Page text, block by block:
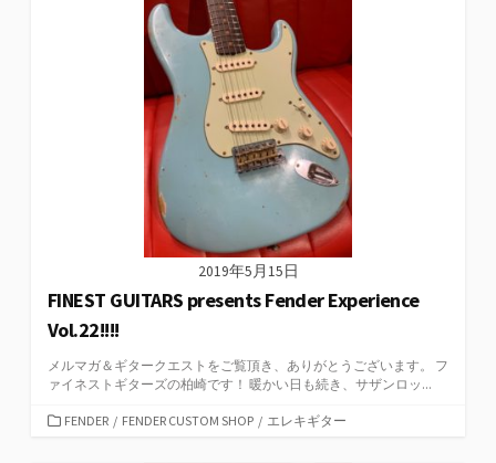
2019年5月15日
FINEST GUITARS presents Fender Experience
Vol.22!!!!
メルマガ＆ギタークエストをご覧頂き、ありがとうございます。 フ
ァイネストギターズの柏崎です！ 暖かい日も続き、サザンロッ...
カFENDER / FENDER CUSTOM SHOP / エレキギター